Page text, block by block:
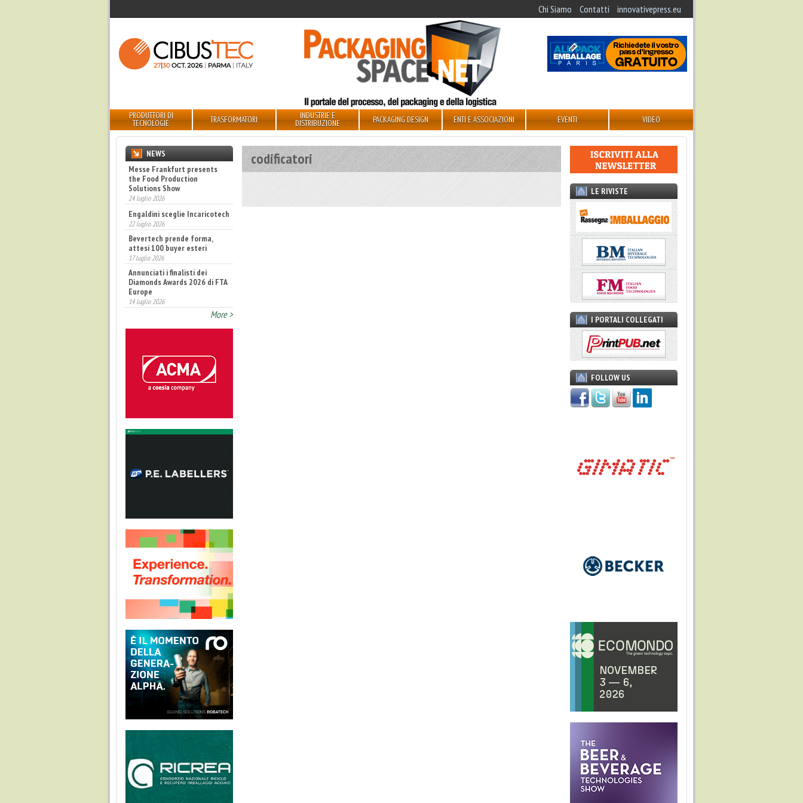
Chi Siamo Contatti innovativepress.eu
PRODUTTORI DI
TECNOLOGIE TRASFORMATORI INDUSTRIE E
DISTRIBUZIONE PACKAGING DESIGN ENTI E ASSOCIAZIONI EVENTI VIDEO
codificatori
NEWS
Messe Frankfurt presents
the Food Production
Solutions Show
24 luglio 2026
Engaldini sceglie Incaricotech
22 luglio 2026
Bevertech prende forma,
attesi 100 buyer esteri
17 luglio 2026
Annunciati i finalisti dei
Diamonds Awards 2026 di FTA
Europe
14 luglio 2026
More >
LE RIVISTE
I PORTALI COLLEGATI
FOLLOW US